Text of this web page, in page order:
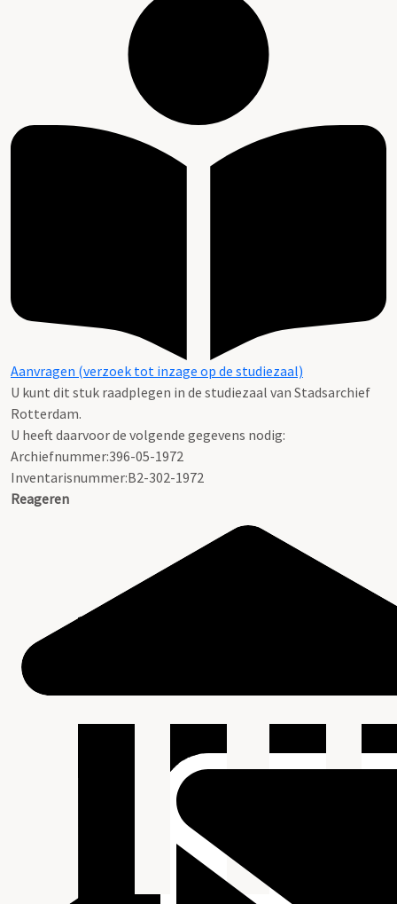
Aanvragen (verzoek tot inzage op de studiezaal)
U kunt dit stuk raadplegen in de studiezaal van Stadsarchief
Rotterdam.
U heeft daarvoor de volgende gegevens nodig:
Archiefnummer:396-05-1972
Inventarisnummer:B2-302-1972
Reageren